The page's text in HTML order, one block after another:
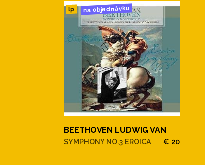
lp na objednávku
BEETHOVEN LUDWIG VAN
SYMPHONY NO.3 EROICA € 20